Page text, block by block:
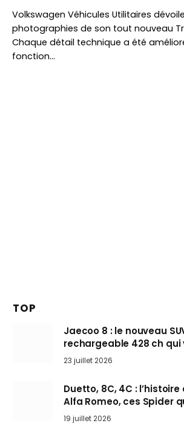
Volkswagen Véhicules Utilitaires
photographies de son tout nouveau
Chaque détail technique a été
fonction…
TOP
Jaecoo 8 : le nouveau
rechargeable 428 ch qui
arrive en Europe cet
23 juillet 2026
Duetto, 8C, 4C :
Alfa Romeo, ces Spider
l’art de rouler cheveux au
19 juillet 2026